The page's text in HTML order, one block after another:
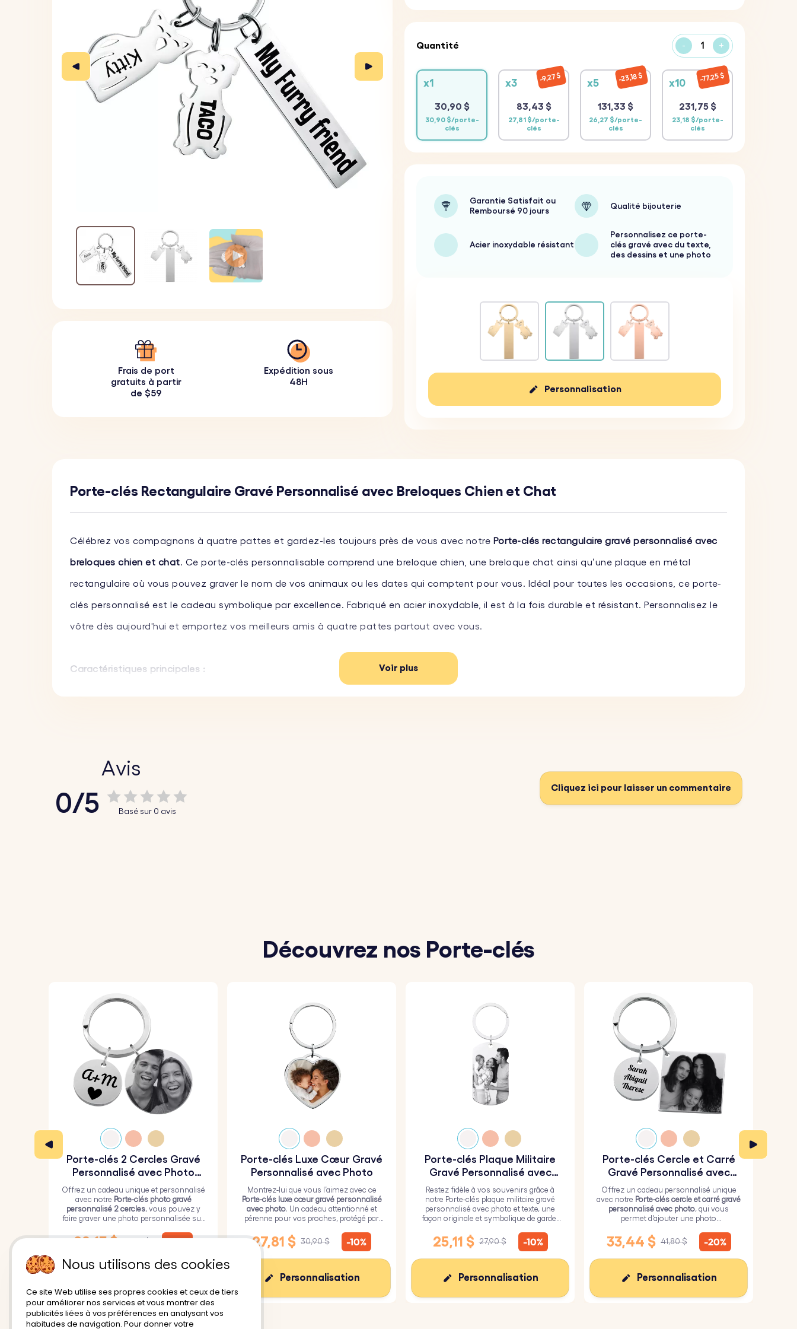
Frais de port
gratuits à partir
de $59
Expédition sous
48H
Quantité - +
x1
30,90 $
30,90 $/porte-
clés
x3
83,43 $
27,81 $/porte-
clés
9,27 $
x5
131,33 $
26,27 $/porte-
clés
23,18 $ x10
231,75 $
23,18 $/porte-
clés
77,25 $
Garantie Satisfait ou
Remboursé 90 jours
Qualité bijouterie
Acier inoxydable résistant
Personnalisez ce porte-
clés gravé avec du texte,
des dessins et une photo
Personnalisation
Porte-clés Rectangulaire Gravé Personnalisé avec Breloques Chien et Chat
Célébrez vos compagnons à quatre pattes et gardez-les toujours près de vous avec notre Porte-clés rectangulaire gravé personnalisé avec
breloques chien et chat. Ce porte-clés personnalisable comprend une breloque chien, une breloque chat ainsi qu’une plaque en métal
rectangulaire où vous pouvez graver le nom de vos animaux ou les dates qui comptent pour vous. Idéal pour toutes les occasions, ce porte-
clés personnalisé est le cadeau symbolique par excellence. Fabriqué en acier inoxydable, il est à la fois durable et résistant. Personnalisez le
vôtre dès aujourd'hui et emportez vos meilleurs amis à quatre pattes partout avec vous.
Caractéristiques principales :
compagnie sur chacune des breloques. Ajoutez des émojis trop mignons pour que chaque breloque soit encore plus originale.
♥ Acier inoxydable durable : Porte-clefs fabriqué en acier inoxydable de grande qualité, idéal pour un cadeau durable.
Dimensions de l'anneau :
Matériau : Acier inoxydable poli
Couleur :argent, or rose, or.
Voir plus
Avis
0/5 Basé sur 0 avis
Cliquez ici pour laisser un commentaire
Découvrez nos Porte-clés
Porte-clés 2 Cercles Gravé
Personnalisé avec Photo
Gravée
Offrez un cadeau unique et personnalisé
avec notre Porte-clés photo gravé
personnalisé 2 cercles, vous pouvez y
faire graver une photo personnalisée sur
28,13 $ -25%
Porte-clés Luxe Cœur Gravé
Personnalisé avec Photo
Montrez-lui que vous l’aimez avec ce
Porte-clés luxe cœur gravé personnalisé
avec photo. Un cadeau attentionné et
pérenne pour vos proches, protégé par
27,81 $ 30,90 $ -10%
Personnalisation
Porte-clés Plaque Militaire
Gravé Personnalisé avec
Photo et Texte
Restez fidèle à vos souvenirs grâce à
notre Porte-clés plaque militaire gravé
personnalisé avec photo et texte, une
façon originale et symbolique de garder
25,11 $ 27,90 $ -10%
Personnalisation
Porte-clés Cercle et Carré
Gravé Personnalisé avec
Offrez un cadeau personnalisé unique
avec notre Porte-clés cercle et carré gravé
personnalisé avec photo, qui vous
permet d'ajouter une photo
votre choix sur le cercle.
33,44 $ 41,80 $ -20%
Personnalisation
Nous utilisons des cookies
Ce site Web utilise ses propres cookies et ceux de tiers
pour améliorer nos services et vous montrer des
publicités liées à vos préférences en analysant vos
habitudes de navigation. Pour donner votre